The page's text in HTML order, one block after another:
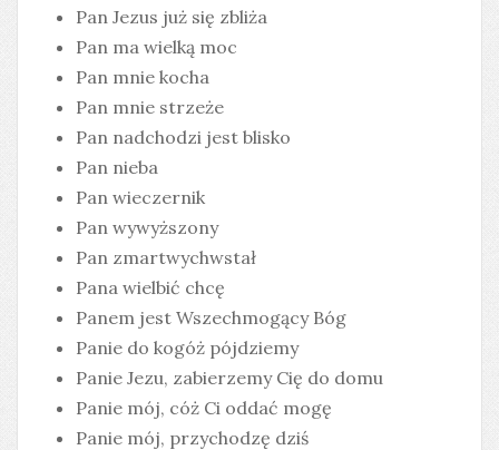
Pan Jezus już się zbliża
Pan ma wielką moc
Pan mnie kocha
Pan mnie strzeże
Pan nadchodzi jest blisko
Pan nieba
Pan wieczernik
Pan wywyższony
Pan zmartwychwstał
Pana wielbić chcę
Panem jest Wszechmogący Bóg
Panie do kogóż pójdziemy
Panie Jezu, zabierzemy Cię do domu
Panie mój, cóż Ci oddać mogę
Panie mój, przychodzę dziś